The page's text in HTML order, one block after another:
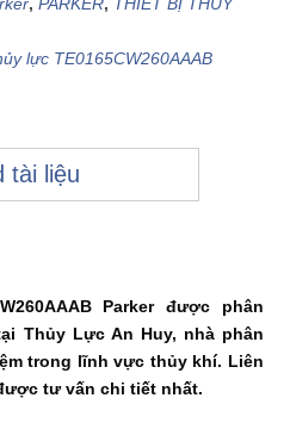
lực TE0165CW260AAAB
tài liệu
Parker được phân
Thủy Lực An Huy, nhà phân
trong lĩnh vực thủy khí. Liên
tư vấn chi tiết nhất.